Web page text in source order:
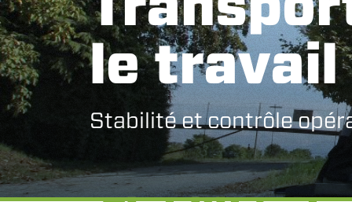
le travail
Stabilité et contrôle